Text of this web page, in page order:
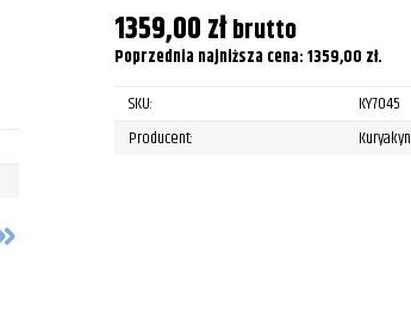
1359,00złbrutto
Poprzednia najniższa cena:1359,00 zł.
SKU:
KY7045
Producent:
Kuryakyn